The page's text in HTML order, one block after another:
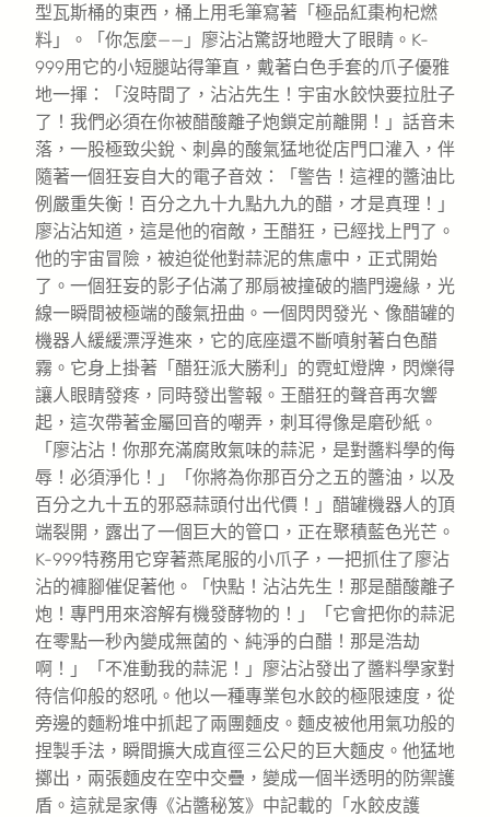
型瓦斯桶的東西，桶上用毛筆寫著「極品紅棗枸杞燃
料」。「你怎麼——」廖沾沾驚訝地瞪大了眼睛。K-
999用它的小短腿站得筆直，戴著白色手套的爪子優雅
地一揮：「沒時間了，沾沾先生！宇宙水餃快要拉肚子
了！我們必須在你被醋酸離子炮鎖定前離開！」話音未
落，一股極致尖銳、刺鼻的酸氣猛地從店門口灌入，伴
隨著一個狂妄自大的電子音效：「警告！這裡的醬油比
例嚴重失衡！百分之九十九點九九的醋，才是真理！」
廖沾沾知道，這是他的宿敵，王醋狂，已經找上門了。
他的宇宙冒險，被迫從他對蒜泥的焦慮中，正式開始
了。一個狂妄的影子佔滿了那扇被撞破的牆門邊緣，光
線一瞬間被極端的酸氣扭曲。一個閃閃發光、像醋罐的
機器人緩緩漂浮進來，它的底座還不斷噴射著白色醋
霧。它身上掛著「醋狂派大勝利」的霓虹燈牌，閃爍得
讓人眼睛發疼，同時發出警報。王醋狂的聲音再次響
起，這次帶著金屬回音的嘲弄，刺耳得像是磨砂紙。
「廖沾沾！你那充滿腐敗氣味的蒜泥，是對醬料學的侮
辱！必須淨化！」「你將為你那百分之五的醬油，以及
百分之九十五的邪惡蒜頭付出代價！」醋罐機器人的頂
端裂開，露出了一個巨大的管口，正在聚積藍色光芒。
K-999特務用它穿著燕尾服的小爪子，一把抓住了廖沾
沾的褲腳催促著他。「快點！沾沾先生！那是醋酸離子
炮！專門用來溶解有機發酵物的！」「它會把你的蒜泥
在零點一秒內變成無菌的、純淨的白醋！那是浩劫
啊！」「不准動我的蒜泥！」廖沾沾發出了醬料學家對
待信仰般的怒吼。他以一種專業包水餃的極限速度，從
旁邊的麵粉堆中抓起了兩團麵皮。麵皮被他用氣功般的
捏製手法，瞬間擴大成直徑三公尺的巨大麵皮。他猛地
擲出，兩張麵皮在空中交疊，變成一個半透明的防禦護
盾。這就是家傳《沾醬秘笈》中記載的「水餃皮護